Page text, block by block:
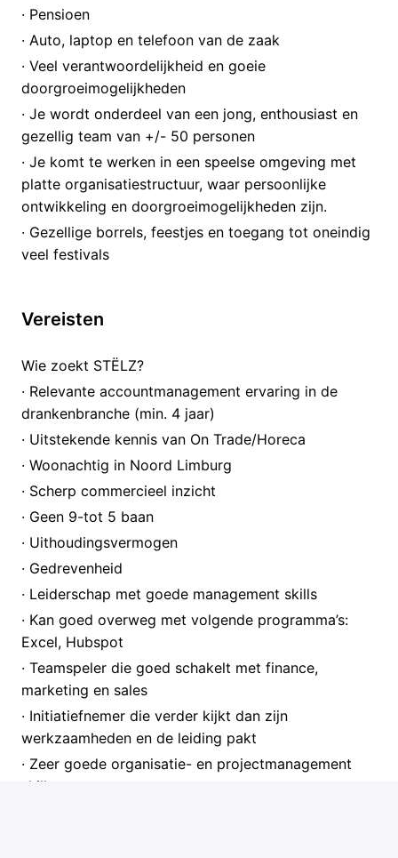
· Pensioen
· Auto, laptop en telefoon van de zaak
· Veel verantwoordelijkheid en goeie
doorgroeimogelijkheden
· Je wordt onderdeel van een jong, enthousiast en
gezellig team van +/- 50 personen
· Je komt te werken in een speelse omgeving met
platte organisatiestructuur, waar persoonlijke
ontwikkeling en doorgroeimogelijkheden zijn.
· Gezellige borrels, feestjes en toegang tot oneindig
veel festivals
Vereisten
Wie zoekt STËLZ?
· Relevante accountmanagement ervaring in de
drankenbranche (min. 4 jaar)
· Uitstekende kennis van On Trade/Horeca
· Woonachtig in Noord Limburg
· Scherp commercieel inzicht
· Geen 9-tot 5 baan
· Uithoudingsvermogen
· Gedrevenheid
· Leiderschap met goede management skills
· Kan goed overweg met volgende programma’s:
Excel, Hubspot
· Teamspeler die goed schakelt met finance,
marketing en sales
· Initiatiefnemer die verder kijkt dan zijn
werkzaamheden en de leiding pakt
· Zeer goede organisatie- en projectmanagement
skills